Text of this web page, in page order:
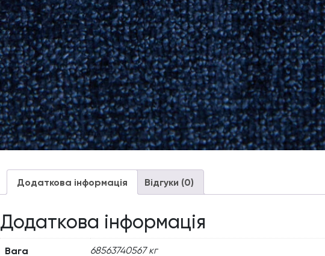
Додаткова інформація Відгуки (0)
Додаткова інформація
Вага 68563740567 кг